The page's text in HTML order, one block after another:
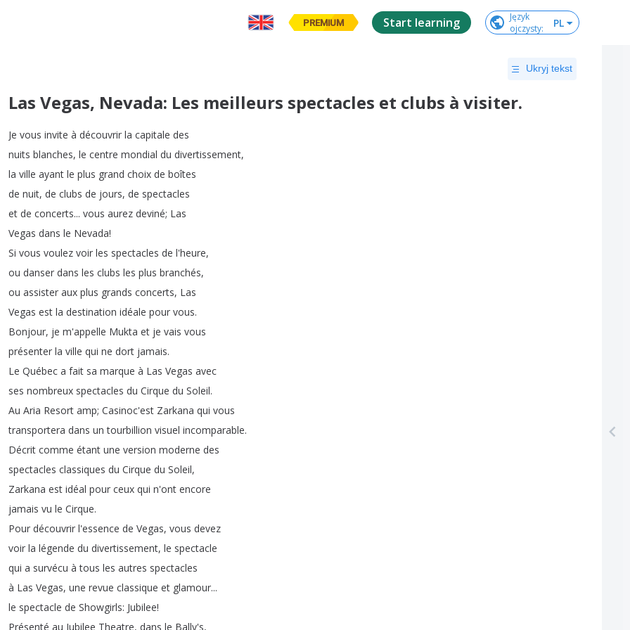
PREMIUM Start learning
Język
ojczysty: PL
Ukryj tekst
Las Vegas, Nevada: Les meilleurs spectacles et clubs à visiter.
Je vous invite à découvrir la capitale des
nuits blanches, le centre mondial du divertissement,
la ville ayant le plus grand choix de boîtes
de nuit, de clubs de jours, de spectacles
et de concerts... vous aurez deviné; Las
Vegas dans le Nevada!
Si vous voulez voir les spectacles de l'heure,
ou danser dans les clubs les plus branchés,
ou assister aux plus grands concerts, Las
Vegas est la destination idéale pour vous.
Bonjour, je m'appelle Mukta et je vais vous
présenter la ville qui ne dort jamais.
Le Québec a fait sa marque à Las Vegas avec
ses nombreux spectacles du Cirque du Soleil.
Au Aria Resort amp; Casinoc'est Zarkana qui vous
transportera dans un tourbillion visuel incomparable.
Décrit comme étant une version moderne des
spectacles classiques du Cirque du Soleil,
Zarkana est idéal pour ceux qui n'ont encore
jamais vu le Cirque.
Pour découvrir l'essence de Vegas, vous devez
voir la légende du divertissement, le spectacle
qui a survécu à tous les autres spectacles
à Las Vegas, une revue classique et glamour...
le spectacle de Showgirls: Jubilee!
Présenté au Jubilee Theatre, dans le Bally's,